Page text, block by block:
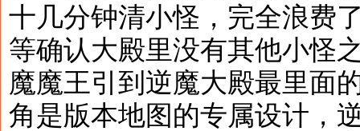
十几分钟清小怪，完全浪费
等确认大殿里没有其他小怪
魔魔王引到逆魔大殿最里面
角是版本地图的专属设计，